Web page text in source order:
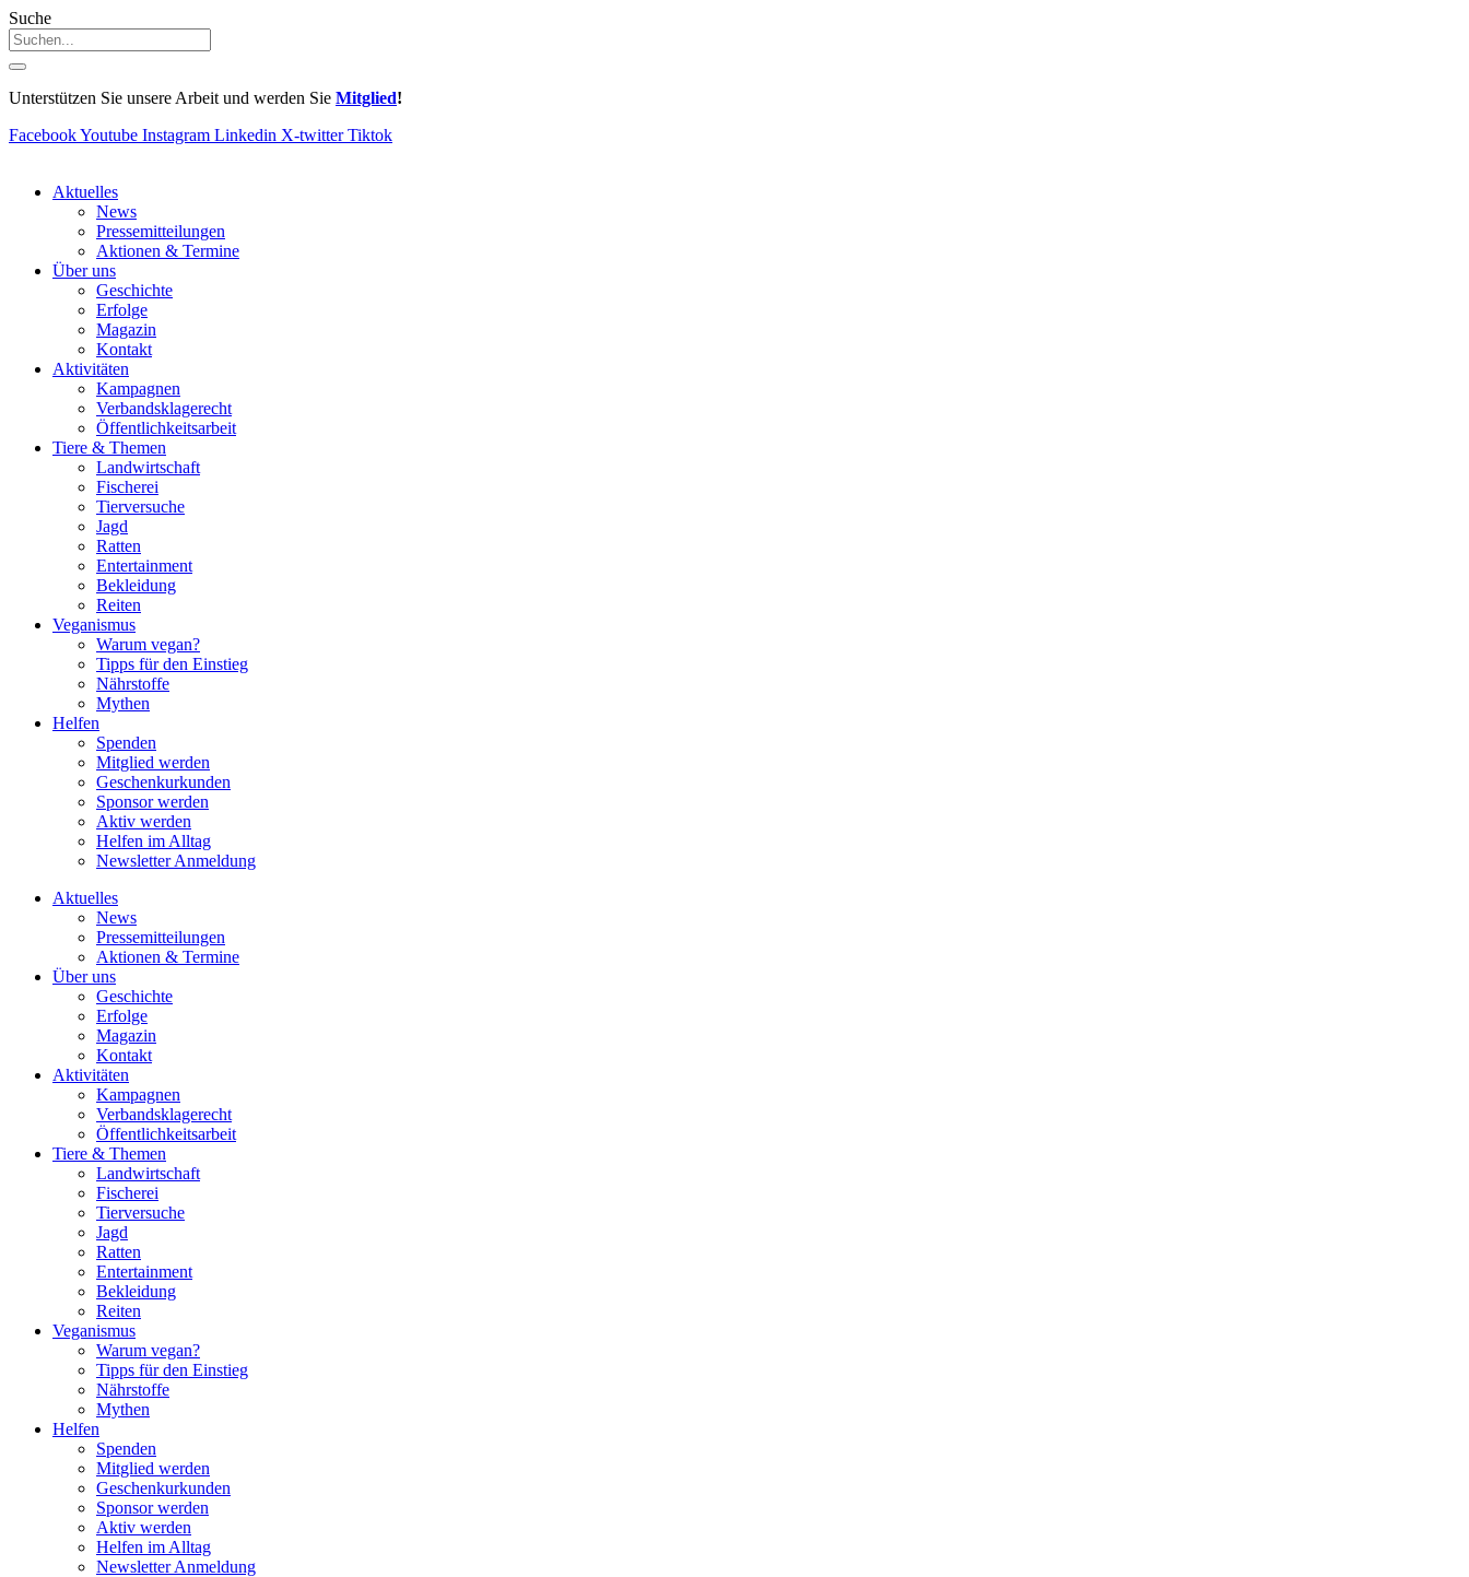
Suche
Unterstützen Sie unsere Arbeit und werden Sie Mitglied!
FacebookYoutube Instagram Linkedin X-twitter Tiktok
Aktuelles
News
Pressemitteilungen
Aktionen & Termine
Über uns
Geschichte
Erfolge
Magazin
Kontakt
Aktivitäten
Kampagnen
Verbandsklagerecht
Öffentlichkeitsarbeit
Tiere & Themen
Landwirtschaft
Fischerei
Tierversuche
Jagd
Ratten
Entertainment
Bekleidung
Reiten
Veganismus
Warum vegan?
Tipps für den Einstieg
Nährstoffe
Mythen
Helfen
Spenden
Mitglied werden
Geschenkurkunden
Sponsor werden
Aktiv werden
Helfen im Alltag
Newsletter Anmeldung
Aktuelles
News
Pressemitteilungen
Aktionen & Termine
Über uns
Geschichte
Erfolge
Magazin
Kontakt
Aktivitäten
Kampagnen
Verbandsklagerecht
Öffentlichkeitsarbeit
Tiere & Themen
Landwirtschaft
Fischerei
Tierversuche
Jagd
Ratten
Entertainment
Bekleidung
Reiten
Veganismus
Warum vegan?
Tipps für den Einstieg
Nährstoffe
Mythen
Helfen
Spenden
Mitglied werden
Geschenkurkunden
Sponsor werden
Aktiv werden
Helfen im Alltag
Newsletter Anmeldung